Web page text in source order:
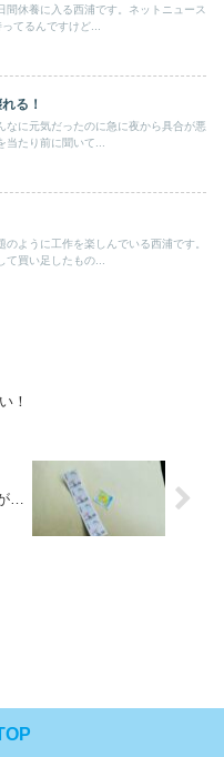
間休養に入る西浦です。ネットニュース
てるんですけど...
る！
なに元気だったのに急に夜から具合が悪
当たり前に聞いて...
のように工作を楽しんでいる西浦です。
買い足したもの...
！
…